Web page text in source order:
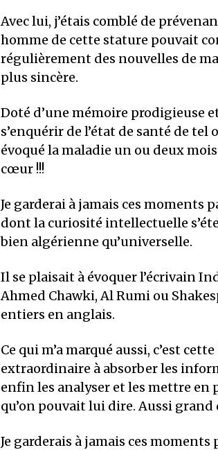
Avec lui, j’étais comblé de
homme de cette stature pouvait
régulièrement des nouvelles de
plus sincère.
Doté d’une mémoire prodigieuse
s’enquérir de l’état de santé de
évoqué la maladie un ou deux
cœur !!!
Je garderai à jamais ces moments
dont la curiosité intellectuelle
bien algérienne qu’universelle.
Il se plaisait à évoquer l’écrivain
Ahmed Chawki, Al Rumi ou
entiers en anglais.
Ce qui m’a marqué aussi, c’est
extraordinaire à absorber les
enfin les analyser et les mettre en
qu’on pouvait lui dire. Aussi grand
Je garderais à jamais ces